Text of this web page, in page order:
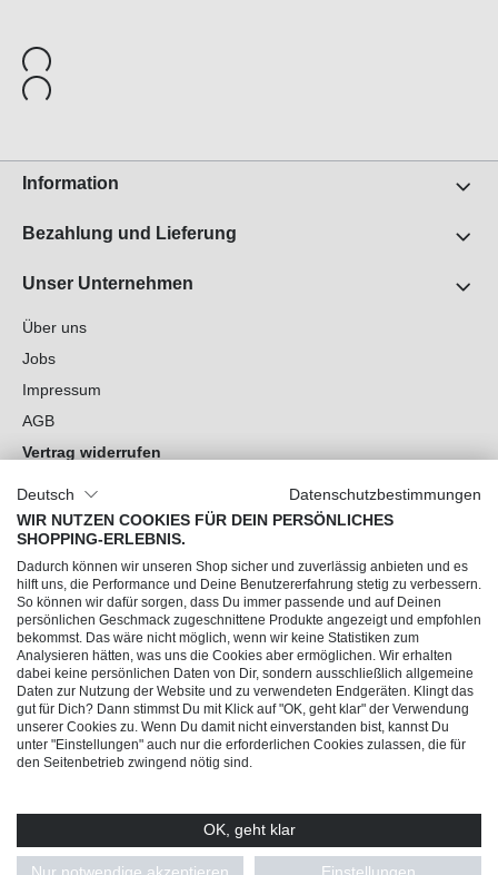
Information
Bezahlung und Lieferung
Unser Unternehmen
Über uns
Jobs
Impressum
AGB
Vertrag widerrufen
Cookie-Einstellungen
Du hast Fragen?
Unsere Socials
© 2026 Trendline direkt GmbH & Co. KG – Alle Rechte vorbehalten
Deutsch
Datenschutzbestimmungen
WIR NUTZEN COOKIES FÜR DEIN PERSÖNLICHES
SHOPPING-ERLEBNIS.
Dadurch können wir unseren Shop sicher und zuverlässig anbieten und es
hilft uns, die Performance und Deine Benutzererfahrung stetig zu verbessern.
So können wir dafür sorgen, dass Du immer passende und auf Deinen
persönlichen Geschmack zugeschnittene Produkte angezeigt und empfohlen
bekommst. Das wäre nicht möglich, wenn wir keine Statistiken zum
Analysieren hätten, was uns die Cookies aber ermöglichen. Wir erhalten
dabei keine persönlichen Daten von Dir, sondern ausschließlich allgemeine
Daten zur Nutzung der Website und zu verwendeten Endgeräten. Klingt das
gut für Dich? Dann stimmst Du mit Klick auf "OK, geht klar" der Verwendung
unserer Cookies zu. Wenn Du damit nicht einverstanden bist, kannst Du
unter "Einstellungen" auch nur die erforderlichen Cookies zulassen, die für
den Seitenbetrieb zwingend nötig sind.
OK, geht klar